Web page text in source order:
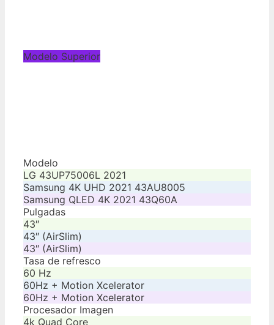
Modelo Superior
Modelo
LG 43UP75006L 2021
Samsung 4K UHD 2021 43AU8005
Samsung QLED 4K 2021 43Q60A
Pulgadas
43″
43″ (AirSlim)
43″ (AirSlim)
Tasa de refresco
60 Hz
60Hz + Motion Xcelerator
60Hz + Motion Xcelerator
Procesador Imagen
4k Quad Core